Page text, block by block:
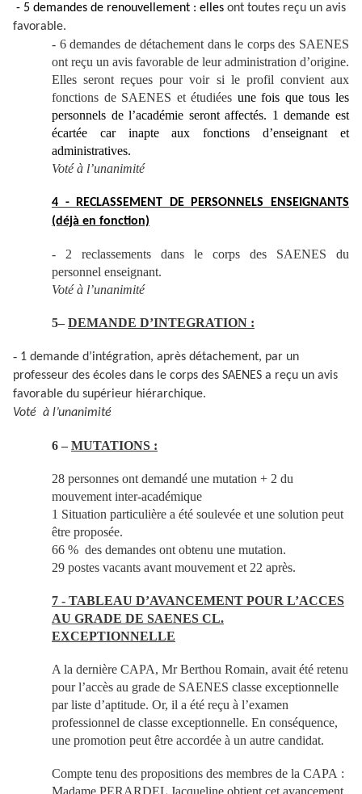
- 5 demandes de renouvellement : elles ont toutes reçu un avis
favorable.
- 6 demandes de détachement dans le corps des SAENES
ont reçu un avis favorable de leur administration d’origine.
Elles seront reçues pour voir si le profil convient aux
fonctions de SAENES et étudiées une fois que tous les
personnels de l’académie seront affectés. 1 demande est
écartée car inapte aux fonctions d’enseignant et
administratives.
Voté à l’unanimité
4 - RECLASSEMENT DE PERSONNELS ENSEIGNANTS
(déjà en fonction)
- 2 reclassements dans le corps des SAENES du
personnel enseignant.
Voté à l’unanimité
5– DEMANDE D’INTEGRATION :
- 1 demande d’intégration, après détachement, par un
professeur des écoles dans le corps des SAENES a reçu un avis
favorable du supérieur hiérarchique.
Voté à l’unanimité
6 – MUTATIONS :
28 personnes ont demandé une mutation + 2 du
mouvement inter-académique
1 Situation particulière a été soulevée et une solution peut
être proposée.
66 % des demandes ont obtenu une mutation.
29 postes vacants avant mouvement et 22 après.
7 - TABLEAU D’AVANCEMENT POUR L’ACCES
AU GRADE DE SAENES CL.
EXCEPTIONNELLE
A la dernière CAPA, Mr Berthou Romain, avait été retenu
pour l’accès au grade de SAENES classe exceptionnelle
par liste d’aptitude. Or, il a été reçu à l’examen
professionnel de classe exceptionnelle. En conséquence,
une promotion peut être accordée à un autre candidat.
Compte tenu des propositions des membres de la CAPA :
Madame PERARDEL Jacqueline obtient cet avancement